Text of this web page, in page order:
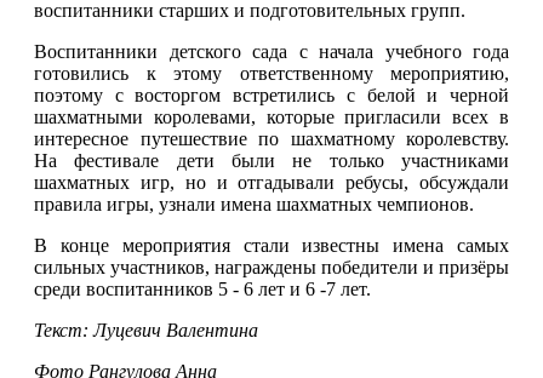
воспитанники старших и подготовительных групп.
Воспитанники детского сада с начала учебного года
готовились к этому ответственному мероприятию,
поэтому с восторгом встретились с белой и черной
шахматными королевами, которые пригласили всех в
интересное путешествие по шахматному королевству.
На фестивале дети были не только участниками
шахматных игр, но и отгадывали ребусы, обсуждали
правила игры, узнали имена шахматных чемпионов.
В конце мероприятия стали известны имена самых
сильных участников, награждены победители и призёры
среди воспитанников 5 - 6 лет и 6 -7 лет.
Текст: Луцевич Валентина
Фото Рангулова Анна